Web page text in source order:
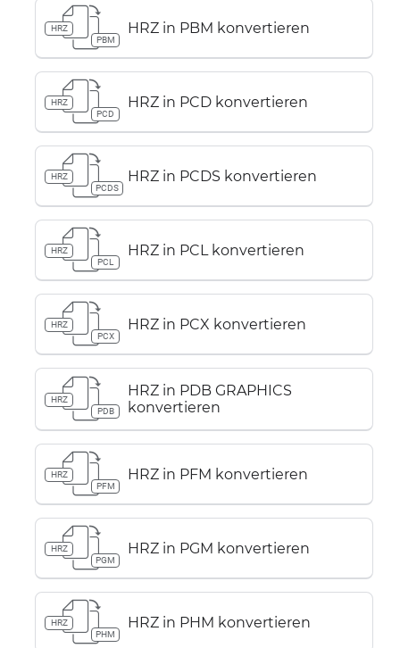
HRZ
PBM
HRZ in PBM konvertieren
HRZ
PCD
HRZ in PCD konvertieren
HRZ
PCDS
HRZ in PCDS konvertieren
HRZ
PCL
HRZ in PCL konvertieren
HRZ
PCX
HRZ in PCX konvertieren
HRZ
PDB
HRZ in PDB GRAPHICS
konvertieren
HRZ
PFM
HRZ in PFM konvertieren
HRZ
PGM
HRZ in PGM konvertieren
HRZ
PHM
HRZ in PHM konvertieren